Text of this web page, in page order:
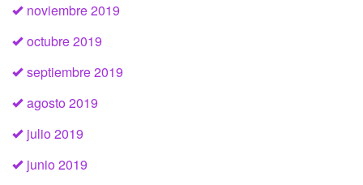
noviembre 2019
octubre 2019
septiembre 2019
agosto 2019
julio 2019
junio 2019